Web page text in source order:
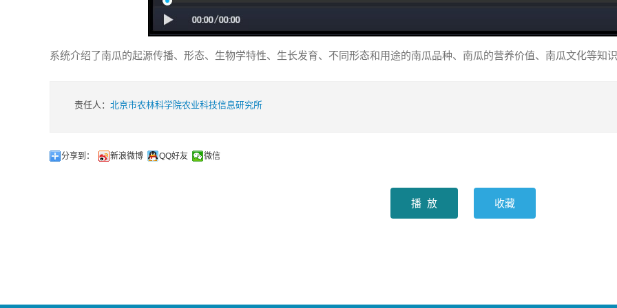
系统介绍了南瓜的起源传播、形态、生物学特性、生长发育、不同形态和用途的南瓜品种、南瓜的营养价值、南瓜文化等知
责任人： 北京市农林科学院农业科技信息研究所
分享到： 新浪微博 QQ好友 微信